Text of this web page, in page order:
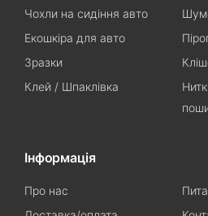
Чохли на сидіння авто
Екошкіра для авто
Зразки
Клей / Шпаклівка
Інформація
Про нас